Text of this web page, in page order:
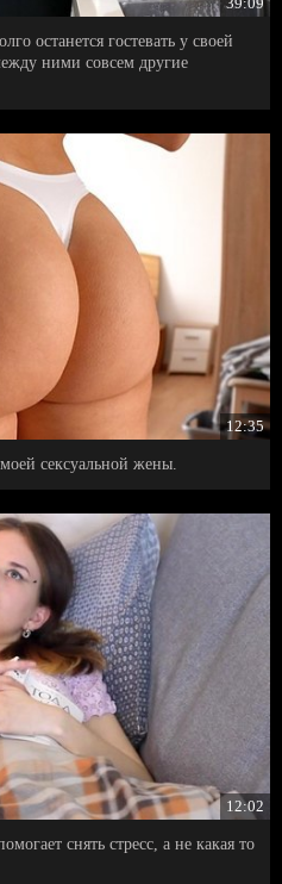
останется гостевать у своей
ними совсем другие
12:35
сексуальной жены.
12:02
снять стресс, а не какая то